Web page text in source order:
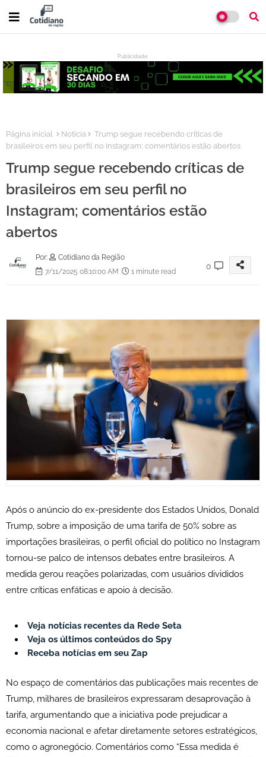
Publicidade:
:
Página inicial Notícia
Trump segue recebendo críticas de
brasileiros em seu perfil no Instagram; comentários estão abertos
Trump segue recebendo críticas de
brasileiros em seu perfil no
Instagram; comentários estão
abertos
Por:
Cotidiano da Região
7/11/2025 08:10:00 AM
1 minute read
0
Após o anúncio do ex-presidente dos Estados Unidos, Donald
Trump, sobre a imposição de uma tarifa de 50% sobre as
importações brasileiras, o perfil oficial do político no Instagram
tornou-se palco de intensos debates entre brasileiros. A
medida gerou reações polarizadas, com usuários divididos
entre críticas enfáticas e apoio à decisão.
Veja notícias recentes da Rede Seta
Veja os últimos conteúdos do Spy
Receba notícias em seu Zap
No espaço de comentários das publicações mais recentes de
Trump, milhares de brasileiros expressaram desaprovação à
tarifa, argumentando que a iniciativa pode prejudicar a
economia nacional e afetar diretamente setores estratégicos,
como o agronegócio. Comentários como “Essa medida é